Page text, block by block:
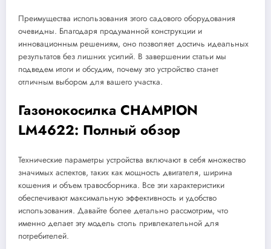
Преимущества использования этого садового оборудования
очевидны. Благодаря продуманной конструкции и
инновационным решениям, оно позволяет достичь идеальных
результатов без лишних усилий. В завершении статьи мы
подведем итоги и обсудим, почему это устройство станет
отличным выбором для вашего участка.
Газонокосилка CHAMPION
LM4622: Полный обзор
Технические параметры устройства включают в себя множество
значимых аспектов, таких как мощность двигателя, ширина
кошения и объем травосборника. Все эти характеристики
обеспечивают максимальную эффективность и удобство
использования. Давайте более детально рассмотрим, что
именно делает эту модель столь привлекательной для
потребителей.